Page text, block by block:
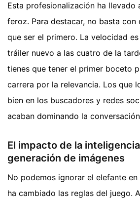
Esta profesionalización ha llevado
feroz. Para destacar, no basta con
que ser el primero. La velocidad
tráiler nuevo a las cuatro de la
tienes que tener el primer boceto
carrera por la relevancia. Los que
bien en los buscadores y redes
acaban dominando la
El impacto de la
generación de imágenes
No podemos ignorar el elefante
ha cambiado las reglas del juego.